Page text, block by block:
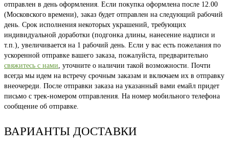
отправлен в день оформления. Если покупка оформлена после 12.00
(Московского времени), заказ будет отправлен на следующий рабочий
день. Срок исполнения некоторых украшений, требующих
индивидуальной доработки (подгонка длины, нанесение надписи и
т.п.), увеличивается на 1 рабочий день. Если у вас есть пожелания по
ускоренной отправке вашего заказа, пожалуйста, предварительно
свяжитесь с нами, уточните о наличии такой возможности. Почти
всегда мы идем на встречу срочным заказам и включаем их в отправку
внеочереди. После отправки заказа на указанный вами емайл придет
письмо с трек-номером отправления. На номер мобильного телефона
сообщение об отправке.
ВАРИАНТЫ ДОСТАВКИ